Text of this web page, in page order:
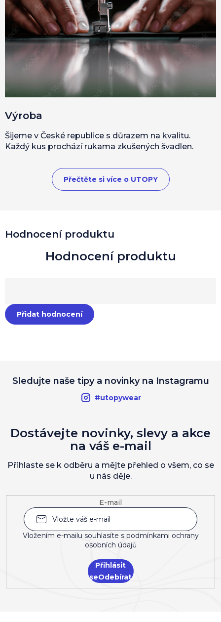
Hodnocení produktu
Přidat hodnocení
Výroba
Šijeme v České republice s důrazem na kvalitu.
Každý kus prochází rukama zkušených švadlen.
Přečtěte si více o UTOPY
Sledujte naše tipy a novinky na Instagramu
#utopywear
E-mail
Vložením e-mailu souhlasíte s podmínkami ochrany
osobních údajů
Přihlásit
se
Dostávejte novinky, slevy a akce
na váš e-mail
Přihlaste se k odběru a mějte přehled o všem, co se
u nás děje.